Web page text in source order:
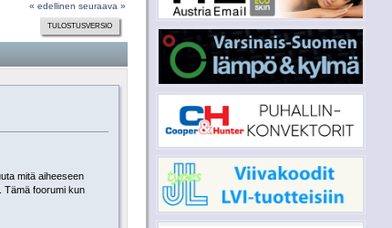
« edellinen seuraava »
TULOSTUSVERSIO
mitä aiheeseen
Tämä foorumi kun